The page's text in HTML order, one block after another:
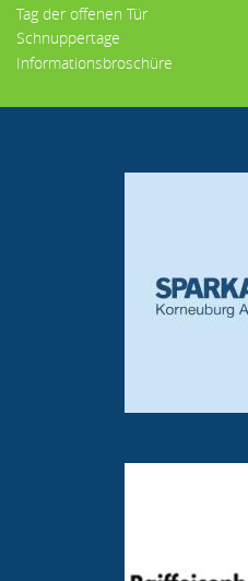
Tag der offenen Tür
Schnuppertage
Informationsbroschüre